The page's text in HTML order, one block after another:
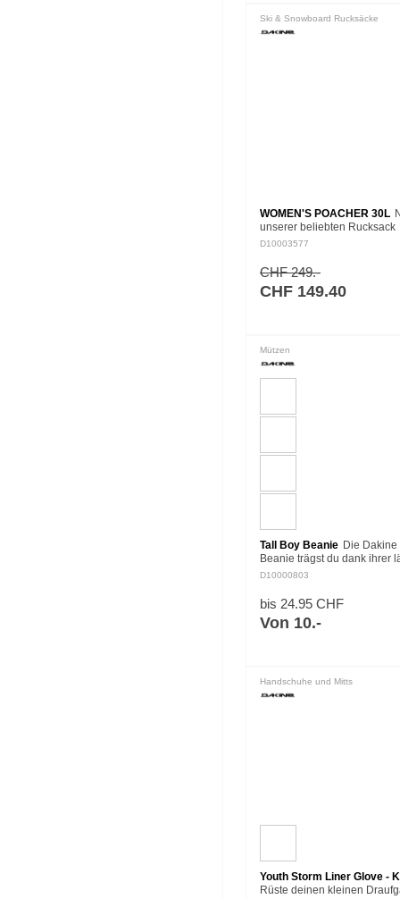
Ski & Snowboard Rucksäcke
WOMEN'S POACHER 30L
unserer beliebten Rucksack
Collection ist der Women's
Eigenschaften seiner Poacher
Geschwister in einem…
D10003577
CHF 249.-
CHF 149.40
Mützen
Tall Boy Beanie Die Dakine
Beanie trägst du dank ihrer
Passform entweder locker
Beanie passt perfekt zu…
D10000803
bis 24.95 CHF
Von 10.-
Handschuhe und Mitts
Youth Storm Liner Glove -
Rüste deinen kleinen